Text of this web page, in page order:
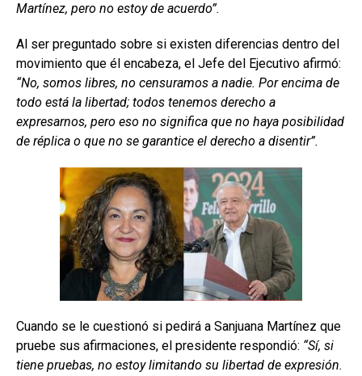
Martínez, pero no estoy de acuerdo”.
Al ser preguntado sobre si existen diferencias dentro del
movimiento que él encabeza, el Jefe del Ejecutivo afirmó:
“No, somos libres, no censuramos a nadie. Por encima de
todo está la libertad; todos tenemos derecho a
expresarnos, pero eso no significa que no haya posibilidad
de réplica o que no se garantice el derecho a disentir”.
Cuando se le cuestionó si pedirá a Sanjuana Martínez que
pruebe sus afirmaciones, el presidente respondió: “Sí, si
tiene pruebas, no estoy limitando su libertad de expresión.